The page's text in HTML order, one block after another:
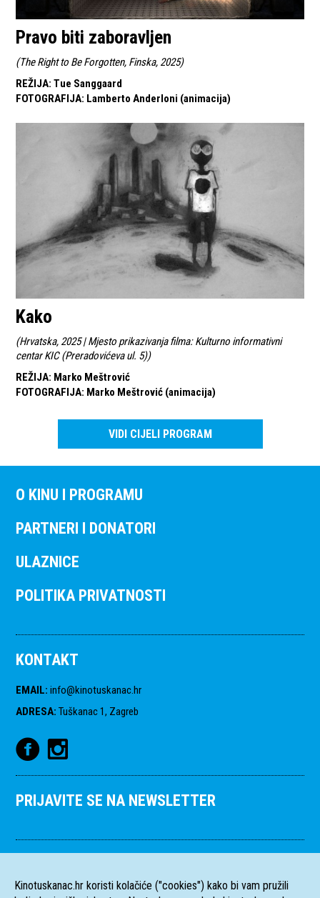
Pravo biti zaboravljen
(The Right to Be Forgotten, Finska, 2025)
REŽIJA: Tue Sanggaard
FOTOGRAFIJA: Lamberto Anderloni (animacija)
Kako
(Hrvatska, 2025 | Mjesto prikazivanja filma: Kulturno informativni
centar KIC (Preradovićeva ul. 5))
REŽIJA: Marko Meštrović
FOTOGRAFIJA: Marko Meštrović (animacija)
VIDI CIJELI PROGRAM
O KINU I PROGRAMU
PARTNERI I DONATORI
ULAZNICE
POLITIKA PRIVATNOSTI
KONTAKT
EMAIL: info@kinotuskanac.hr
ADRESA: Tuškanac 1, Zagreb
PRIJAVITE SE NA NEWSLETTER
Kinotuskanac.hr koristi kolačiće ("cookies") kako bi vam pružili